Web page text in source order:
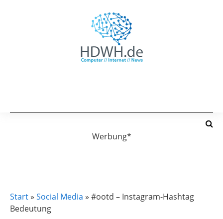
Werbung*
Start» Social Media » #ootd – Instagram-Hashtag
Bedeutung